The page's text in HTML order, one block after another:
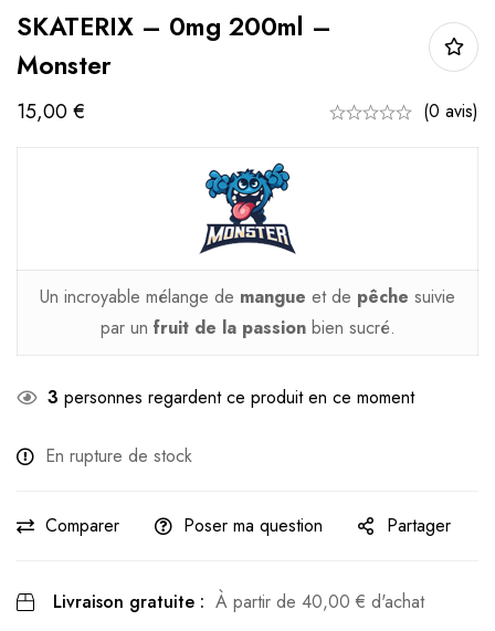
SKATERIX – 0mg 200ml –
Monster
15,00€ (0 avis)
Un incroyable mélange de mangue et de pêche suivie
par un fruit de la passionbien sucré.
3 personnes regardent ce produit en ce moment
En rupture de stock
Comparer Poser ma question Partager
Livraison gratuite : À partir de 40,00 € d'achat